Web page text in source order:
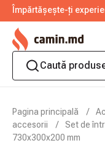
Împărtășește-ți
Pagina principală
accesorii
Set de
730x300x200 mm